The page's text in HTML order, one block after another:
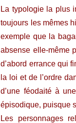
La typologie la plus
toujours les mêmes
exemple que la
absense elle-même
d’abord errance qui
la loi et de l’ordre
d’une féodaité à
épisodique, puisque
Les personnages